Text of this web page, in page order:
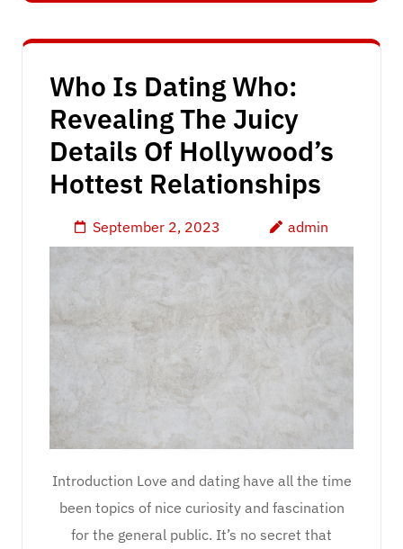
Who Is Dating Who:
Revealing The Juicy
Details Of Hollywood’s
Hottest Relationships
September 2, 2023 admin
Introduction Love and dating have all the time
been topics of nice curiosity and fascination
for the general public. It’s no secret that